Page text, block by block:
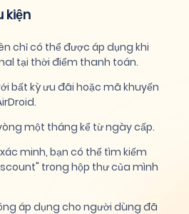
kiện
chỉ có thể được áp dụng khi
tại thời điểm thanh toán.
bất kỳ ưu đãi hoặc mã khuyến
một tháng kể từ ngày cấp.
minh, bạn có thể tìm kiếm
trong hộp thư của mình
áp dụng cho người dùng đã